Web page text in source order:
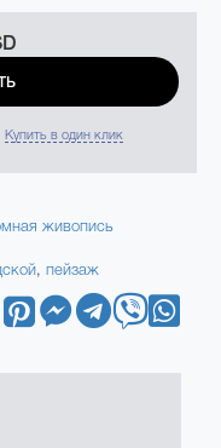
Купить в один клик
живопись
,пейзаж